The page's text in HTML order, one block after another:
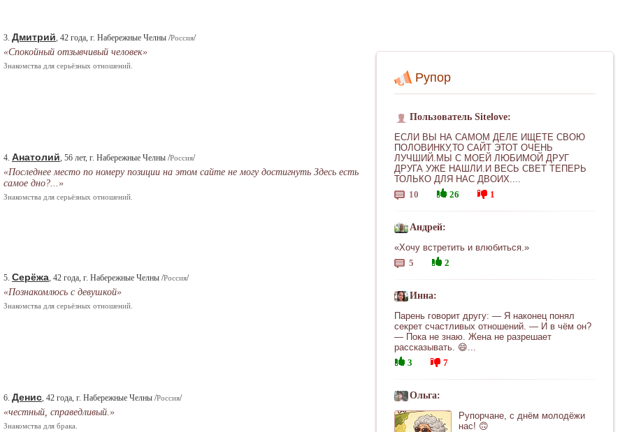
Рупор
Пользователь Sitelove:
ЕСЛИ ВЫ НА САМОМ ДЕЛЕ ИЩЕТЕ СВОЮ
ПОЛОВИНКУ,ТО САЙТ ЭТОТ ОЧЕНЬ
ЛУЧШИЙ.МЫ С МОЕЙ ЛЮБИМОЙ ДРУГ
ДРУГА УЖЕ НАШЛИ.И ВЕСЬ СВЕТ ТЕПЕРЬ
ТОЛЬКО ДЛЯ НАС ДВОИХ....
10
26 1
Андрей:
«Хочу встретить и влюбиться.»
5
2
Инна:
Парень говорит другу: — Я наконец понял
секрет счастливых отношений. — И в чём он?
— Пока не знаю. Жена не разрешает
рассказывать. 😄...
3
7
Ольга:
Рупорчане, с днём молодёжи
нас! 🙃
3. Дмитрий, 42 года, г. Набережные Челны /Россия/
«Спокойный отзывчивый человек»
Знакомства для серьёзных отношений.
4. Анатолий, 56 лет, г. Набережные Челны /Россия/
«Последнее место по номеру позиции на этом сайте не могу достигнуть Здесь есть
самое дно?...»
Знакомства для серьёзных отношений.
5. Серёжа, 42 года, г. Набережные Челны /Россия/
«Познакомлюсь с девушкой»
Знакомства для серьёзных отношений.
6. Денис, 42 года, г. Набережные Челны /Россия/
«честный, справедливый.»
Знакомства для брака.